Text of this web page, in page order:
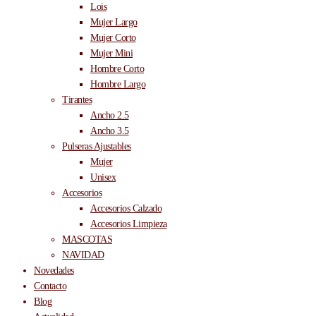
Lois
Mujer Largo
Mujer Corto
Mujer Mini
Hombre Corto
Hombre Largo
Tirantes
Ancho 2.5
Ancho 3.5
Pulseras Ajustables
Mujer
Unisex
Accesorios
Accesorios Calzado
Accesorios Limpieza
MASCOTAS
NAVIDAD
Novedades
Contacto
Blog